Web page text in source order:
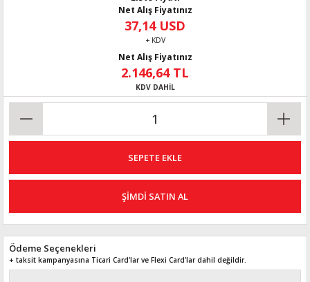
Net Alış Fiyatınız
37,14 USD
+ KDV
Net Alış Fiyatınız
2.146,64 TL
KDV DAHİL
SEPETE EKLE
ŞİMDİ SATIN AL
Ödeme Seçenekleri
+ taksit kampanyasına Ticari Card'lar ve Flexi Card’lar dahil değildir.